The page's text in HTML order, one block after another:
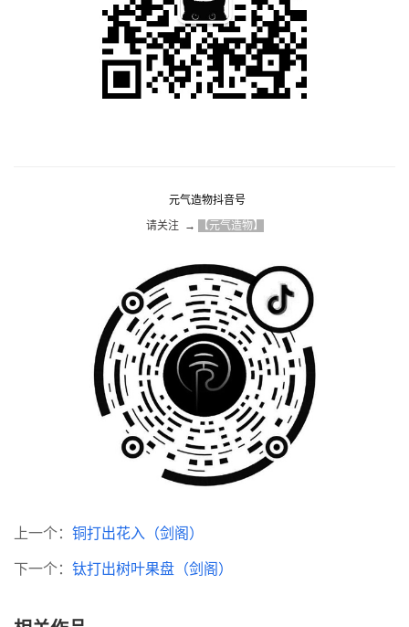
元气造物抖音号
请关注  → 【元气造物】
上一个： 铜打出花入（剑阁）
下一个： 钛打出树叶果盘（剑阁）